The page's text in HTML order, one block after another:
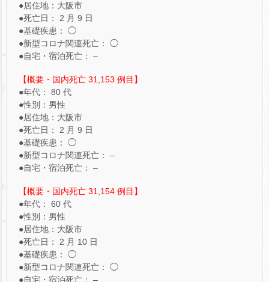
●居住地：大阪市
●死亡日： 2 月 9 日
●基礎疾患： ◯
●新型コロナ関連死亡： ◯
●自宅・宿泊死亡： –
【概要・国内死亡 31,153 例目】
●年代： 80 代
●性別：男性
●居住地：大阪市
●死亡日： 2 月 9 日
●基礎疾患： ◯
●新型コロナ関連死亡： –
●自宅・宿泊死亡： –
【概要・国内死亡 31,154 例目】
●年代： 60 代
●性別：男性
●居住地：大阪市
●死亡日： 2 月 10 日
●基礎疾患： ◯
●新型コロナ関連死亡： ◯
●自宅・宿泊死亡： –